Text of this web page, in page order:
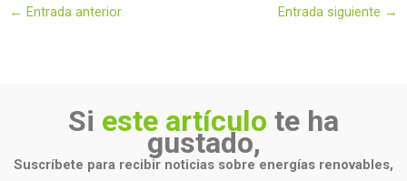
← Entrada anterior Entrada siguiente →
Si este artículo te ha
gustado,
Suscríbete para recibir noticias sobre energías renovables,